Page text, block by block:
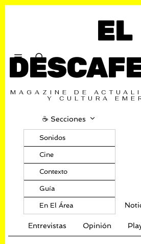
EL
MAGAZINE DE
Y CULTURA
☕️ Secciones
Sonidos
Cine
Contexto
Guía
En El Área
Entrevistas Opinión